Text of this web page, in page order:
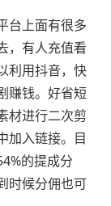
台上面有很多
，有人充值看
利用抖音，快
赚钱。好省短
材进行二次剪
加入链接。目
的提成分
时候分佣也可